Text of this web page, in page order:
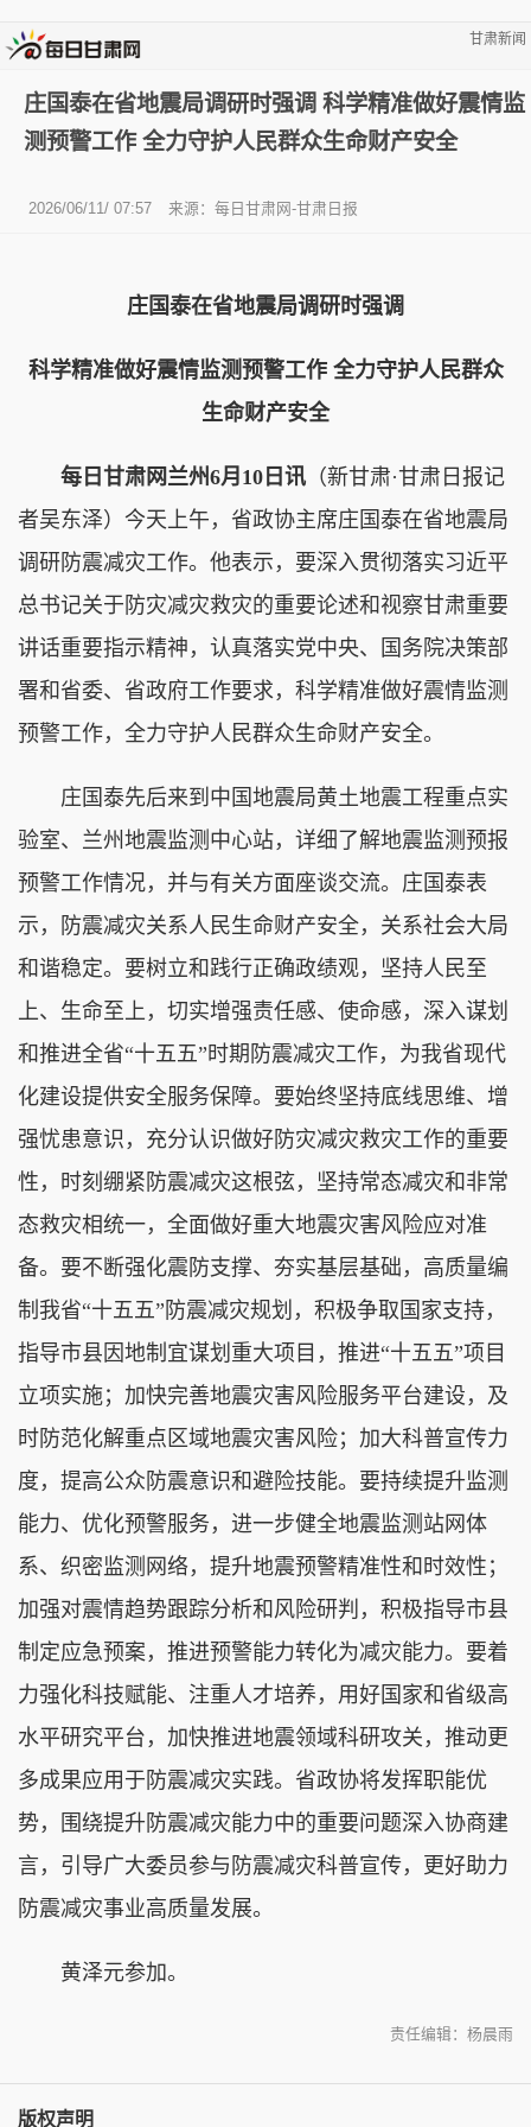
甘肃新闻
庄国泰在省地震局调研时强调 科学精准做好震情监
测预警工作 全力守护人民群众生命财产安全
2026/06/11/ 07:57 来源：每日甘肃网-甘肃日报
庄国泰在省地震局调研时强调
科学精准做好震情监测预警工作 全力守护人民群众
生命财产安全
每日甘肃网兰州6月10日讯 （新甘肃·甘肃日报记
者吴东泽）今天上午，省政协主席庄国泰在省地震局
调研防震减灾工作。他表示，要深入贯彻落实习近平
总书记关于防灾减灾救灾的重要论述和视察甘肃重要
讲话重要指示精神，认真落实党中央、国务院决策部
署和省委、省政府工作要求，科学精准做好震情监测
预警工作，全力守护人民群众生命财产安全。
庄国泰先后来到中国地震局黄土地震工程重点实
验室、兰州地震监测中心站，详细了解地震监测预报
预警工作情况，并与有关方面座谈交流。庄国泰表
示，防震减灾关系人民生命财产安全，关系社会大局
和谐稳定。要树立和践行正确政绩观，坚持人民至
上、生命至上，切实增强责任感、使命感，深入谋划
和推进全省“十五五”时期防震减灾工作，为我省现代
化建设提供安全服务保障。要始终坚持底线思维、增
强忧患意识，充分认识做好防灾减灾救灾工作的重要
性，时刻绷紧防震减灾这根弦，坚持常态减灾和非常
态救灾相统一，全面做好重大地震灾害风险应对准
备。要不断强化震防支撑、夯实基层基础，高质量编
制我省“十五五”防震减灾规划，积极争取国家支持，
指导市县因地制宜谋划重大项目，推进“十五五”项目
立项实施；加快完善地震灾害风险服务平台建设，及
时防范化解重点区域地震灾害风险；加大科普宣传力
度，提高公众防震意识和避险技能。要持续提升监测
能力、优化预警服务，进一步健全地震监测站网体
系、织密监测网络，提升地震预警精准性和时效性；
加强对震情趋势跟踪分析和风险研判，积极指导市县
制定应急预案，推进预警能力转化为减灾能力。要着
力强化科技赋能、注重人才培养，用好国家和省级高
水平研究平台，加快推进地震领域科研攻关，推动更
多成果应用于防震减灾实践。省政协将发挥职能优
势，围绕提升防震减灾能力中的重要问题深入协商建
言，引导广大委员参与防震减灾科普宣传，更好助力
防震减灾事业高质量发展。
黄泽元参加。
责任编辑：杨晨雨
版权声明